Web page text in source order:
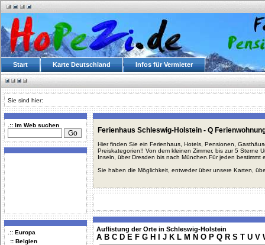
Start Karte Deutschland Infos für Vermieter
Sie sind hier:
.:: Im Web suchen
.:: Europa
:: Belgien
Ferienhaus Schleswig-Holstein - Q
Hier finden Sie ein Ferienhaus, Hotels, Pensionen,
Preiskategorien!! Von dem kleinen Zimmer, bis zur 5 Sterne
Inseln, über Dresden bis nach München.Für jeden bestimmt
Sie haben die Möglichkeit, entweder über unsere Karten,
Auflistung der Orte in Schleswig-Holstein
A B C D E F G H J K L M N O P Q R S T U V